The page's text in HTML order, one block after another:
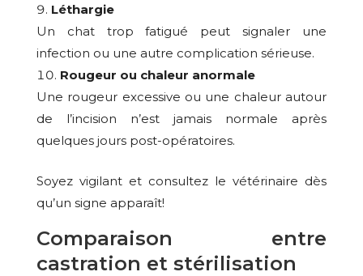
Léthargie
Un chat trop fatigué peut signaler une
infection ou une autre complication sérieuse.
Rougeur ou chaleur anormale
Une rougeur excessive ou une chaleur autour
de l’incision n’est jamais normale après
quelques jours post-opératoires.
Soyez vigilant et consultez le vétérinaire dès
qu’un signe apparaît!
Comparaison entre
castration et stérilisation